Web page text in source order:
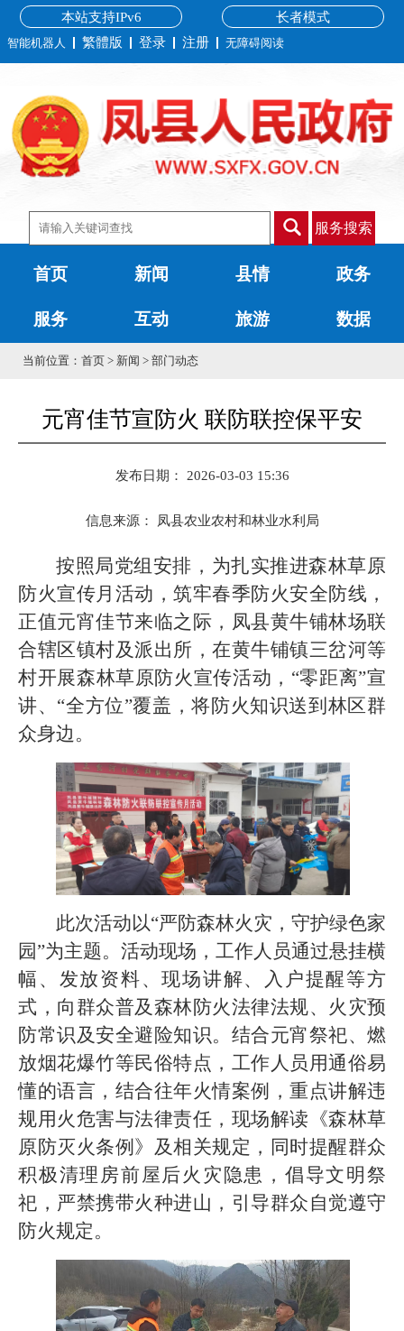
长者模式
本站支持IPv6
智能机器人 繁體版 登录 注册 无障碍阅读
服务搜索
首页 新闻 县情 政务
服务 互动 旅游 数据
当前位置： 首页 > 新闻 > 部门动态
元宵佳节宣防火 联防联控保平安
发布日期： 2026-03-03 15:36
信息来源： 凤县农业农村和林业水利局
按照局党组安排，为扎实推进森林草原
防火宣传月活动，筑牢春季防火安全防线，
正值元宵佳节来临之际，凤县黄牛铺林场联
合辖区镇村及派出所，在黄牛铺镇三岔河等
村开展森林草原防火宣传活动，“零距离”宣
讲、“全方位”覆盖，将防火知识送到林区群
众身边。
此次活动以“严防森林火灾，守护绿色家
园”为主题。活动现场，工作人员通过悬挂横
幅、发放资料、现场讲解、入户提醒等方
式，向群众普及森林防火法律法规、火灾预
防常识及安全避险知识。结合元宵祭祀、燃
放烟花爆竹等民俗特点，工作人员用通俗易
懂的语言，结合往年火情案例，重点讲解违
规用火危害与法律责任，现场解读《森林草
原防灭火条例》及相关规定，同时提醒群众
积极清理房前屋后火灾隐患，倡导文明祭
祀，严禁携带火种进山，引导群众自觉遵守
防火规定。